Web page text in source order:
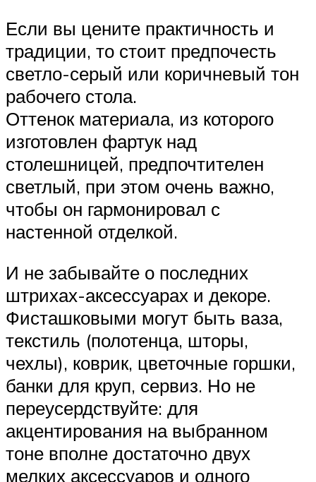
Если вы цените практичность и
традиции, то стоит предпочесть
светло-серый или коричневый тон
рабочего стола.
Оттенок материала, из которого
изготовлен фартук над
столешницей, предпочтителен
светлый, при этом очень важно,
чтобы он гармонировал с
настенной отделкой.
И не забывайте о последних
штрихах-аксессуарах и декоре.
Фисташковыми могут быть ваза,
текстиль (полотенца, шторы,
чехлы), коврик, цветочные горшки,
банки для круп, сервиз. Но не
переусердствуйте: для
акцентирования на выбранном
тоне вполне достаточно двух
мелких аксессуаров и одного